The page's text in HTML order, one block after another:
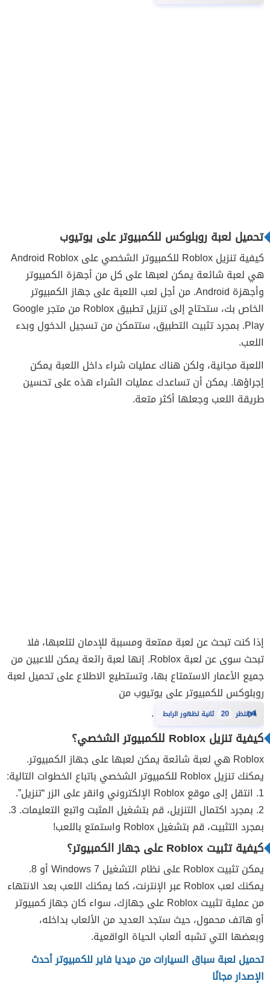
تحميل لعبة روبلوکس للكمبيوتر على يوتيوب
كيفية تنزيل Roblox للكمبيوتر الشخصي على Android Roblox
هي لعبة شائعة يمكن لعبها على كل من أجهزة الكمبيوتر
وأجهزة Android. من أجل لعب اللعبة على جهاز الكمبيوتر
الخاص بك، ستحتاج إلى تنزيل تطبيق Roblox من متجر Google
Play. بمجرد تثبيت التطبيق، ستتمكن من تسجيل الدخول وبدء
اللعب.
اللعبة مجانية، ولكن هناك عمليات شراء داخل اللعبة يمكن
إجراؤها. يمكن أن تساعدك عمليات الشراء هذه على تحسين
طريقة اللعب وجعلها أكثر متعة.
إذا كنت تبحث عن لعبة ممتعة ومسببة للإدمان لتلعبها، فلا
تبحث سوى عن لعبة Roblox. إنها لعبة رائعة يمكن للاعبين من
جميع الأعمار الاستمتاع بها، وتستطيع الاطلاع على تحميل لعبة
روبلوکس للكمبيوتر على يوتيوب من
⏳انتظر 20 ثانية لظهور الرابط .
كيفية تنزيل Roblox للكمبيوتر الشخصي؟
Roblox هي لعبة شائعة يمكن لعبها على جهاز الكمبيوتر.
يمكنك تنزيل Roblox للكمبيوتر الشخصي باتباع الخطوات التالية:
1. انتقل إلى موقع Roblox الإلكتروني وانقر على الزر “تنزيل”.
2. بمجرد اكتمال التنزيل، قم بتشغيل المثبت واتبع التعليمات. 3.
بمجرد التثبيت، قم بتشغيل Roblox واستمتع باللعب!
كيفية تثبيت Roblox على جهاز الكمبيوتر؟
يمكن تثبيت Roblox على نظام التشغيل Windows 7 أو 8.
يمكنك لعب Roblox عبر الإنترنت، كما يمكنك اللعب بعد الانتهاء
من عملية تثبيت Roblox على جهازك، سواء كان جهاز كمبيوتر
أو هاتف محمول، حيث ستجد العديد من الألعاب بداخله،
وبعضها التي تشبه ألعاب الحياة الواقعية.
تحميل لعبة سباق السيارات من ميديا فاير للكمبيوتر أحدث
الإصدار مجانًا